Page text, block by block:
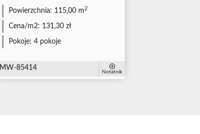
Powierzchnia: 115,00 m 2
Cena/m2: 131,30 zł
Pokoje: 4 pokoje
MW-85414
Notatnik